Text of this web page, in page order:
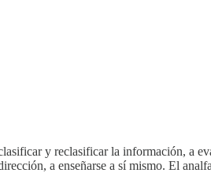
y reclasificar la información, a
a enseñarse a sí mismo. El